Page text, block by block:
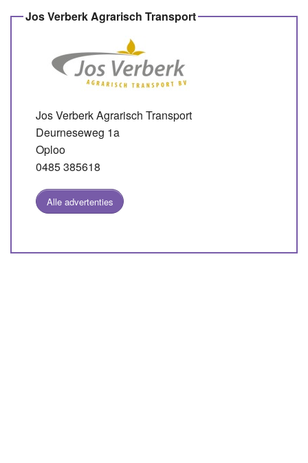
Jos Verberk Agrarisch Transport
Jos Verberk Agrarisch Transport
Deurneseweg 1a
Oploo
0485 385618
Alle advertenties